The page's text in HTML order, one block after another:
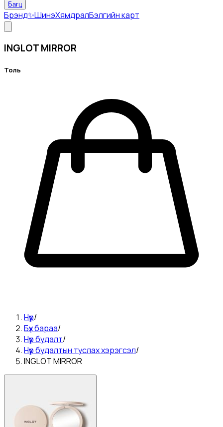
Багц
Брэнд✨ШинэХямдралБэлгийн карт
INGLOT MIRROR
Толь
Нүүр/
Бүх бараа/
Нүүр будалт/
Нүүр будалтын туслах хэрэгсэл/
INGLOT MIRROR